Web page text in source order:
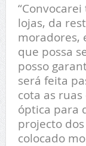
lojas, da
moradores,
que possa
posso
será feita
cota as
óptica para
projecto
colocado